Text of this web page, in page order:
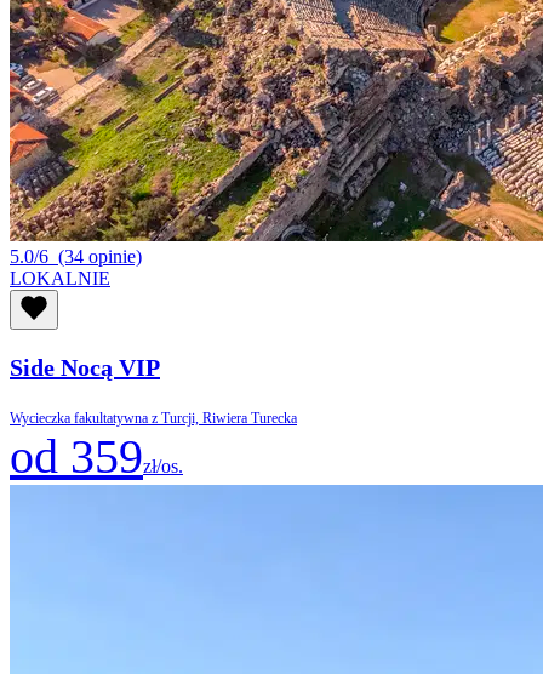
5.0/6 (34 opinie)
LOKALNIE
Side Nocą VIP
Wycieczka fakultatywna z Turcji, Riwiera Turecka
od 359zł/os.